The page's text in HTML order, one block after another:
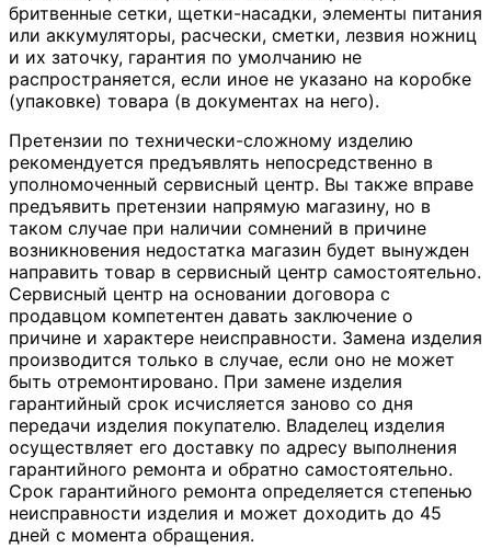
бритвенные сетки, щетки-насадки, элементы питания
или аккумуляторы, расчески, сметки, лезвия ножниц
и их заточку, гарантия по умолчанию не
распространяется, если иное не указано на коробке
(упаковке) товара (в документах на него).
Претензии по технически-сложному изделию
рекомендуется предъявлять непосредственно в
уполномоченный сервисный центр. Вы также вправе
предъявить претензии напрямую магазину, но в
таком случае при наличии сомнений в причине
возникновения недостатка магазин будет вынужден
направить товар в сервисный центр самостоятельно.
Сервисный центр на основании договора с
продавцом компетентен давать заключение о
причине и характере неисправности. Замена изделия
производится только в случае, если оно не может
быть отремонтировано. При замене изделия
гарантийный срок исчисляется заново со дня
передачи изделия покупателю. Владелец изделия
осуществляет его доставку по адресу выполнения
гарантийного ремонта и обратно самостоятельно.
Срок гарантийного ремонта определяется степенью
неисправности изделия и может доходить до 45
дней с момента обращения.